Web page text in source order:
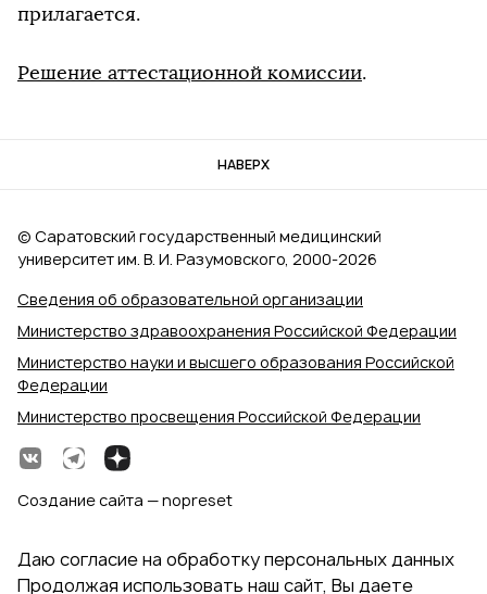
прилагается.
Решение аттестационной комиссии.
НАВЕРХ
Сведения об образовательной организации
Министерство здравоохранения Российской Федерации
Министерство науки и высшего образования Российской
Федерации
Министерство просвещения Российской Федерации
© Саратовский государственный медицинский
университет им. В. И. Разумовского, 2000‑2026
Создание сайта — nopreset
Даю согласие на обработку персональных данных
Продолжая использовать наш сайт, Вы даете